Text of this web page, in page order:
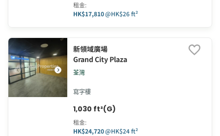
租金:
HK$17,810@HK$26 ft²
新領域廣場
Grand City Plaza
荃灣
寫字樓
1,030 ft²(G)
租金:
HK$24,720@HK$24 ft²